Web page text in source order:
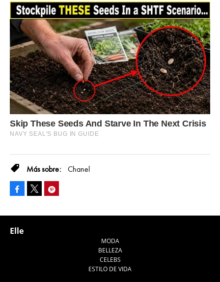
Chanel
Facebook
Elle
MODA
BELLEZA
CELEBS
ESTILO DE VIDA